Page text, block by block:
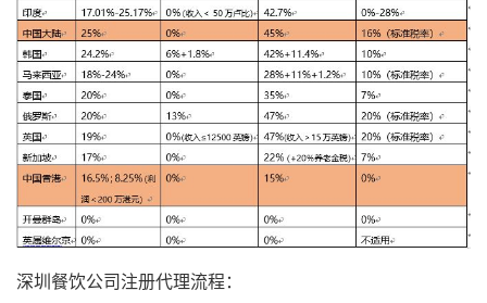
深圳餐饮公司注册代理流程：